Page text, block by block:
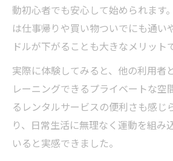
動初心者でも安心して始められます
は仕事帰りや買い物ついでにも通い
ドルが下がることも大きなメリット
実際に体験してみると、他の利用者
レーニングできるプライベートな空
るレンタルサービスの便利さも感じ
り、日常生活に無理なく運動を組み
いると実感できました。